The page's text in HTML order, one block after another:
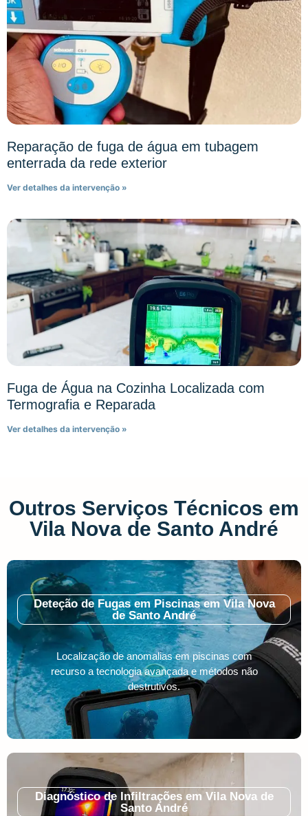
Reparação de fuga de água em tubagem
enterrada da rede exterior
Ver detalhes da intervenção »
Fuga de Água na Cozinha Localizada com
Termografia e Reparada
Ver detalhes da intervenção »
Outros Serviços Técnicos em
Vila Nova de Santo André
Deteção de Fugas em Piscinas em Vila Nova
de Santo André
Localização de anomalias em piscinas com
recurso a tecnologia avançada e métodos não
destrutivos.
Diagnóstico de Infiltrações em Vila Nova de
Santo André